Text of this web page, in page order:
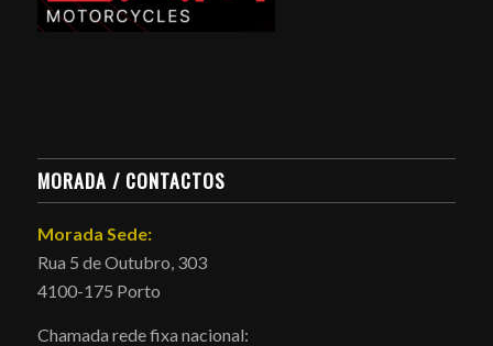
MORADA / CONTACTOS
Morada Sede:
Rua 5 de Outubro, 303
4100-175 Porto
Chamada rede fixa nacional: